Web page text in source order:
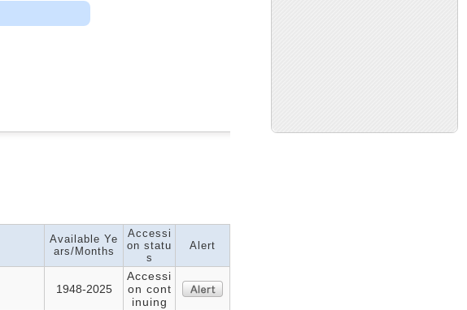
Available Ye
ars/Months
Accessi
on statu
s
Alert
1948-2025
Accessi
on cont
inuing